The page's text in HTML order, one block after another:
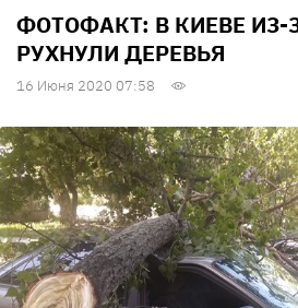
ФОТОФАКТ: В КИЕВЕ ИЗ-
РУХНУЛИ ДЕРЕВЬЯ
16 Июня 2020 07:58